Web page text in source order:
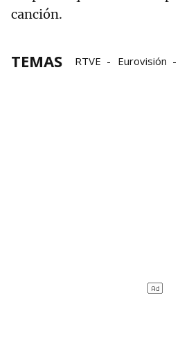
canción.
TEMAS RTVE Eurovisión